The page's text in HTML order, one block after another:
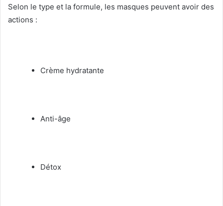
Selon le type et la formule, les masques peuvent avoir des
actions :
Crème hydratante
Anti-âge
Détox